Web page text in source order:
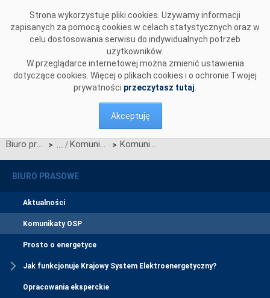
Strona wykorzystuje pliki cookies. Używamy informacji
zapisanych za pomocą cookies w celach statystycznych oraz w
celu dostosowania serwisu do indywidualnych potrzeb
użytkowników.
W przeglądarce internetowej można zmienić ustawienia
dotyczące cookies. Więcej o plikach cookies i o ochronie Twojej
prywatności przeczytasz tutaj
Akceptuję
Biuro prasowe > Komunikaty OSP > Komunikat w sprawie ogłoszenia jednostronnego przetargu miesięcznego na zdolności przesyłowe połączenia międzysystemowego PSE i NEK UKRENERGO na WRZESIEŃ 2017 r.
BIURO PRASOWE
Aktualności
Komunikaty OSP
Prosto o energetyce
Jak funkcjonuje Krajowy System Elektroenergetyczny?
Opracowania eksperckie